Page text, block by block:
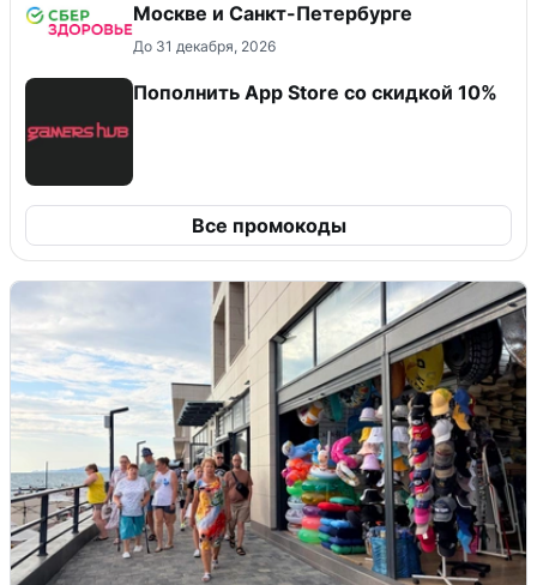
Москве и Санкт-Петербурге
До 31 декабря, 2026
Пополнить App Store со скидкой 10%
Все промокоды